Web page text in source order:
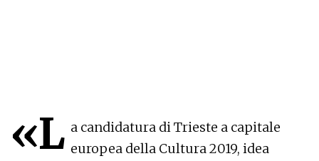
«L a candidatura di Trieste a capitale
europea della Cultura 2019, idea